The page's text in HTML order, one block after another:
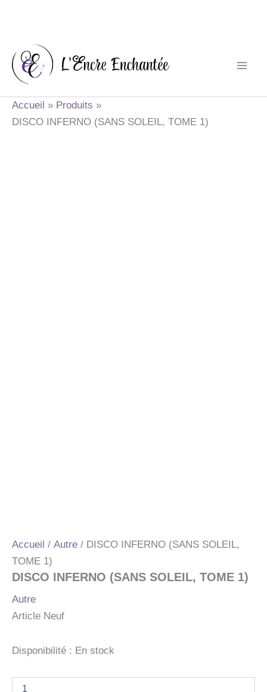
contenu
Accueil
Produits
DISCO INFERNO (SANS SOLEIL, TOME 1)
Accueil / Autre / DISCO INFERNO (SANS SOLEIL,
TOME 1)
DISCO INFERNO (SANS SOLEIL, TOME 1)
Autre
Article Neuf
Disponibilité : En stock